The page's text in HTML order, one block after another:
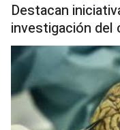
Destacan
investigación del